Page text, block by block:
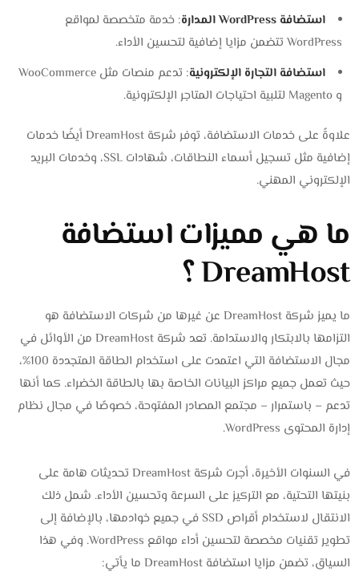
استضافة WordPress المدارة
: خدمة متخصصة لمواقع
WordPress تتضمن مزايا إضافية لتحسين الأداء.
استضافة التجارة الإلكترونية
: تدعم منصات مثل WooCommerce
و Magento لتلبية احتياجات المتاجر الإلكترونية.
علاوةً على خدمات الاستضافة، توفر شركة DreamHost أيضًا خدمات
إضافية مثل تسجيل أسماء النطاقات، شهادات SSL، وخدمات البريد
الإلكتروني المهني.
ما هي مميزات استضافة
DreamHost ؟
ما يميز شركة DreamHost عن غيرها من شركات الاستضافة هو
التزامها بالابتكار والاستدامة. تعد شركة DreamHost من الأوائل في
مجال الاستضافة التي اعتمدت على استخدام الطاقة المتجددة 100%،
حيث تعمل جميع مراكز البيانات الخاصة بها بالطاقة الخضراء. كما أنها
تدعم – باستمرار – مجتمع المصادر المفتوحة، خصوصًا في مجال نظام
إدارة المحتوى WordPress.
في السنوات الأخيرة، أجرت شركة DreamHost تحديثات هامة على
بنيتها التحتية، مع التركيز على السرعة وتحسين الأداء. شمل ذلك
الانتقال لاستخدام أقراص SSD في جميع خوادمها، بالإضافة إلى
تطوير تقنيات مخصصة لتحسين أداء مواقع WordPress. وفي هذا
السياق، تضمن مزايا استضافة DreamHost ما يأتي: